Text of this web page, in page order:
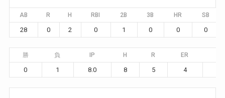
AB R H RBI 2B 3B HR SB
28 0 2 0 1 0 0 0
勝 負 IP H R ER
0 1 8.0 8 5 4